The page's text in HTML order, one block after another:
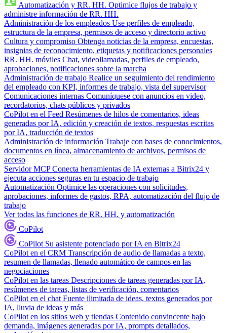
Automatización y RR. HH. Optimice flujos de trabajo y
administre información de RR. HH.
Administración de los empleados Use perfiles de empleado,
estructura de la empresa, permisos de acceso y directorio activo
Cultura y compromiso Obtenga noticias de la empresa, encuestas,
insignias de reconocimiento, etiquetas y notificaciones personales
RR. HH. móviles Chat, videollamadas, perfiles de empleado,
aprobaciones, notificaciones sobre la marcha
Administración de trabajo Realice un seguimiento del rendimiento
del empleado con KPI, informes de trabajo, vista del supervisor
Comunicaciones internas Comuníquese con anuncios en video,
recordatorios, chats públicos y privados
CoPilot en el Feed Resúmenes de hilos de comentarios, ideas
generadas por IA, edición y creación de textos, respuestas escritas
por IA, traducción de textos
Administración de información Trabaje con bases de conocimientos,
documentos en línea, almacenamiento de archivos, permisos de
acceso
Servidor MCP Conecta herramientas de IA externas a Bitrix24 y
ejecuta acciones seguras en tu espacio de trabajo
Automatización Optimice las operaciones con solicitudes,
aprobaciones, informes de gastos, RPA, automatización del flujo de
trabajo
Ver todas las funciones de RR. HH. y automatización
CoPilot
CoPilot Su asistente potenciado por IA en Bitrix24
CoPilot en el CRM Transcripción de audio de llamadas a texto,
resumen de llamadas, llenado automático de campos en las
negociaciones
CoPilot en las tareas Descripciones de tareas generadas por IA,
resúmenes de tareas, listas de verificación, comentarios
CoPilot en el chat Fuente ilimitada de ideas, textos generados por
IA, lluvia de ideas y más
CoPilot en los sitios web y tiendas Contenido convincente bajo
demanda, imágenes generadas por IA, prompts detallados,